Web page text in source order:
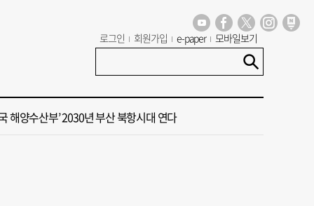
로그인 회원가입 e-paper 모바일보기
호 태풍 '찬홈' 북상 중…일본 관통 후 우리나라에 단비 선물
해양수산부’ 2030년 부산 북항시대 연다
류 모든 선박 영업정지”… 재개발 속도전